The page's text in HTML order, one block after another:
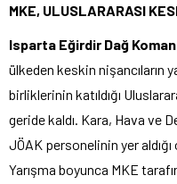
MKE, ULUSLARARASI
Isparta Eğirdir Dağ
ülkeden keskin nişancıların
birliklerinin katıldığı
geride kaldı. Kara, Hava ve
JÖAK personelinin yer
Yarışma boyunca MKE